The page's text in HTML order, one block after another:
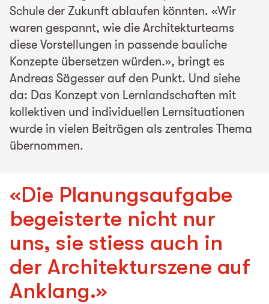
Schule der Zukunft ablaufen könnten. «Wir
waren gespannt, wie die Architekturteams
diese Vorstellungen in passende bauliche
Konzepte übersetzen würden.», bringt es
Andreas Sägesser auf den Punkt. Und siehe
da: Das Konzept von Lernlandschaften mit
kollektiven und individuellen Lernsituationen
wurde in vielen Beiträgen als zentrales Thema
übernommen.
«Die Planungsaufgabe
begeisterte nicht nur
uns, sie stiess auch in
der Architekturszene auf
Anklang.»